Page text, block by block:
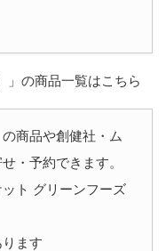
の商品一覧はこちら
商品や創健社・ム
・予約できます。
ト グリーンフーズ
ます